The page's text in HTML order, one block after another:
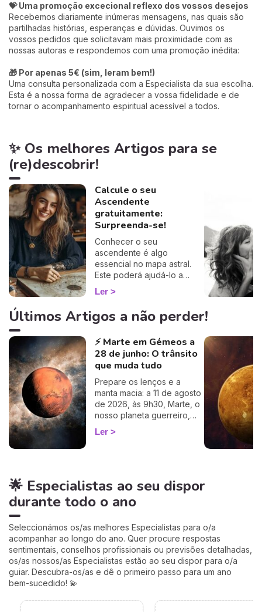
💝 Uma promoção excecional reflexo dos vossos desejos
Recebemos diariamente inúmeras mensagens, nas quais são
partilhadas histórias, esperanças e dúvidas. Ouvimos os
vossos pedidos que solicitavam mais proximidade com as
nossas autoras e respondemos com uma promoção inédita:
🎁 Por apenas 5€ (sim, leram bem!)
Uma consulta personalizada com a Especialista da sua escolha.
Esta é a nossa forma de agradecer a vossa fidelidade e de
tornar o acompanhamento espiritual acessível a todos.
✨ Os melhores Artigos para se
(re)descobrir!
Calcule o seu
Ascendente
gratuitamente:
Surpreenda-se!
Conhecer o seu
ascendente é algo
essencial no mapa astral.
Este poderá ajudá-lo a
compreender o porquê de
alguns comportamentos e
que imagem transmite aos
outros… Calcule o seu
descubra como este
influencia o seu Signo Solar
e as suas relações. É um
100%, apenas precisa de
ter a hora e o local do seu
nascimento.
Ler
Últimos Artigos a não perder!
⚡ Marte em Gémeos a
28 de junho: O trânsito
que muda tudo
Prepare os lenços e a
manta macia: a 11 de agosto
de 2026, às 9h30, Marte, o
nosso planeta guerreiro,
guarda a espada, deixa a
agitação mental de Gémeos
Muitos astrólogos
desprezam este trânsito por
o acharem «fraco»… mas eu
talvez um dos mais
profundamente humanos do
ano. Siga-me: o seu
coração vai perceber. 💛
Ler
🌟 Especialistas ao seu dispor
durante todo o ano
Seleccionámos os/as melhores Especialistas para o/a
acompanhar ao longo do ano. Quer procure respostas
sentimentais, conselhos profissionais ou previsões detalhadas,
os/as nossos/as Especialistas estão ao seu dispor para o/a
guiar. Descubra-os/as e dê o primeiro passo para um ano
bem-sucedido! 💫